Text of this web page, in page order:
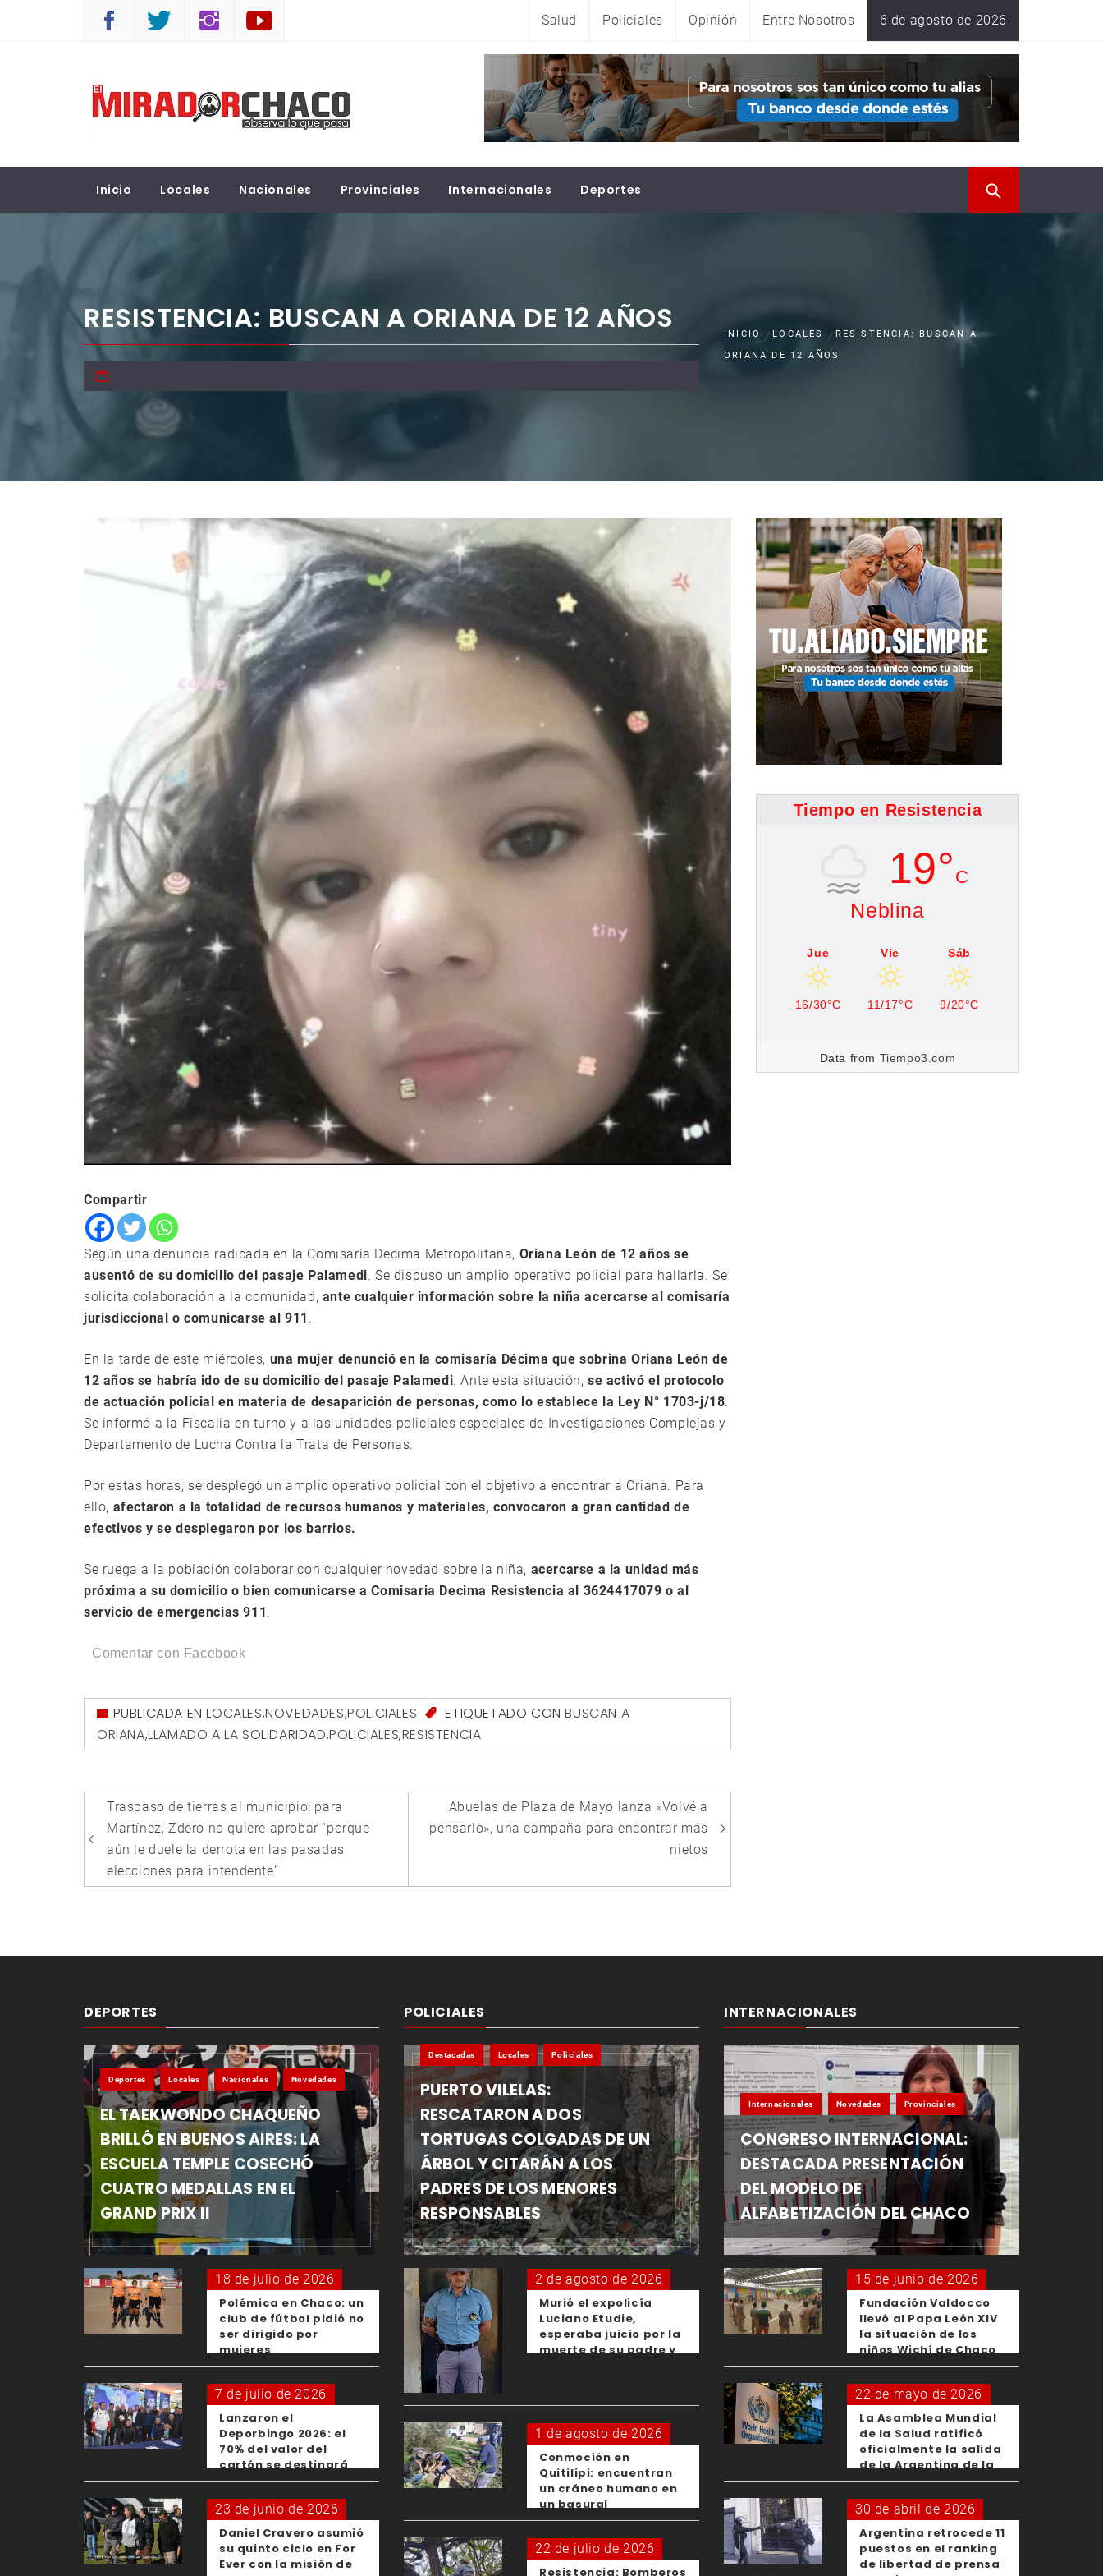
Salud Policiales Opinión Entre Nosotros 6 de agosto de 2026
EL MIRADOR CHACO
Inicio Locales Nacionales Provinciales Internacionales Deportes
RESISTENCIA: BUSCAN A ORIANA DE 12 AÑOS INICIO LOCALES
RESISTENCIA: BUSCAN A
ORIANA DE 12 AÑOS
Compartir
Según una denuncia radicada en la Comisaría Décima Metropolitana, Oriana León de 12 años se
ausentó de su domicilio del pasaje Palamedi. Se dispuso un amplio operativo policial para hallarla. Se
solicita colaboración a la comunidad, ante cualquier información sobre la niña acercarse al comisaría
jurisdiccional o comunicarse al 911 .
En la tarde de este miércoles, una mujer denunció en la comisaría Décima que sobrina Oriana León de
12 años se habría ido de su domicilio del pasaje Palamedi. Ante esta situación,se activó el protocolo
de actuación policial en materia de desaparición de personas, como lo establece la Ley N° 1703-j/18.
Se informó a la Fiscalía en turno y a las unidades policiales especiales de Investigaciones Complejas y
Departamento de Lucha Contra la Trata de Personas.
Por estas horas, se desplegó un amplio operativo policial con el objetivo a encontrar a Oriana. Para
ello, afectaron a la totalidad de recursos humanos y materiales, convocaron a gran cantidad de
efectivos y se desplegaron por los barrios.
Se ruega a la población colaborar con cualquier novedad sobre la niña, acercarse a la unidad más
próxima a su domicilio o bien comunicarse a Comisaria Decima Resistencia al 3624417079 o al
servicio de emergencias 911.
Comentar con Facebook
PUBLICADA ENLOCALES,NOVEDADES,POLICIALES ETIQUETADO CONBUSCAN A
ORIANA,LLAMADO A LA SOLIDARIDAD,POLICIALES,RESISTENCIA
Navegación
de
entradas
Traspaso de tierras al municipio: para
Martínez, Zdero no quiere aprobar “porque
aún le duele la derrota en las pasadas
elecciones para intendente”
Abuelas de Plaza de Mayo lanza «Volvé a
pensarlo», una campaña para encontrar más
nietos
Tiempo en Resistencia
19° C
Neblina
Jue
16/30°C
Vie
11/17°C
Sáb
9/20°C
Data from Tiempo3.com
DEPORTES
Deportes Locales Nacionales Novedades
EL TAEKWONDO CHAQUEÑO
BRILLÓ EN BUENOS AIRES: LA
ESCUELA TEMPLE COSECHÓ
CUATRO MEDALLAS EN EL
GRAND PRIX II
18 de julio de 2026
Polémica en Chaco: un
club de fútbol pidió no
ser dirigido por
mujeres
7 de julio de 2026
Lanzaron el
Deporbingo 2026: el
70% del valor del
cartón se destinará
para los clubes
23 de junio de 2026
Daniel Cravero asumió
su quinto ciclo en For
Ever con la misión de
POLICIALES
Destacadas Locales Policiales
PUERTO VILELAS:
RESCATARON A DOS
TORTUGAS COLGADAS DE UN
ÁRBOL Y CITARÁN A LOS
PADRES DE LOS MENORES
RESPONSABLES
2 de agosto de 2026
Murió el expolicía
Luciano Etudie,
esperaba juicio por la
muerte de su padre y
1 de agosto de 2026
Conmoción en
Quitilipi: encuentran
un cráneo humano en
un basural
22 de julio de 2026
Resistencia: Bomberos
INTERNACIONALES
Internacionales Novedades Provinciales
CONGRESO INTERNACIONAL:
DESTACADA PRESENTACIÓN
DEL MODELO DE
ALFABETIZACIÓN DEL CHACO
15 de junio de 2026
Fundación Valdocco
llevó al Papa León XIV
la situación de los
niños Wichí de Chaco
22 de mayo de 2026
La Asamblea Mundial
de la Salud ratificó
oficialmente la salida
de la Argentina de la
OMS
30 de abril de 2026
Argentina retrocede 11
puestos en el ranking
de libertad de prensa